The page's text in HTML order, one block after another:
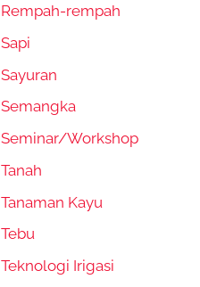
Rempah-rempah
Sapi
Sayuran
Semangka
Seminar/Workshop
Tanah
Tanaman Kayu
Tebu
Teknologi Irigasi